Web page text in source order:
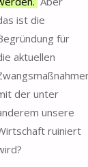
ist die
für
aktuellen
der unter
unsere
ruiniert